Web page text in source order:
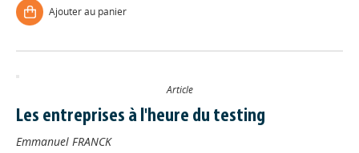
Ajouter au panier
Article
Les entreprises à l'heure du testing
Emmanuel FRANCK